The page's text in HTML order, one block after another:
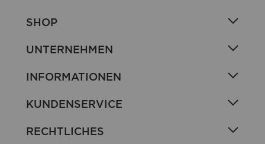
SHOP
UNTERNEHMEN
INFORMATIONEN
KUNDENSERVICE
RECHTLICHES